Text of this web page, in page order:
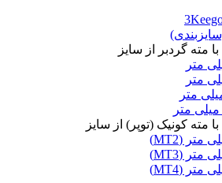
مته گردبر از سایز
مته کونیک (توپر) از سایز